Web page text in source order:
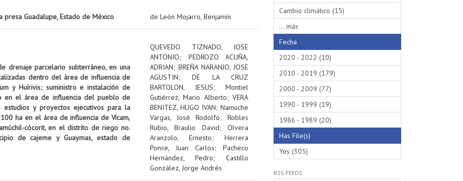
presa Guadalupe, Estado de México de León Mojarro, Benjamín
drenaje parcelario subterráneo, en una
dentro del área de influencia de
y Huírivis; suministro e instalación de
en el área de influencia del pueblo de
y proyectos ejecutivos para la
ha en el área de influencia de Vícam,
cócorit, en el distrito de riego no.
de cajeme y Guaymas, estado de
QUEVEDO TIZNADO, JOSE
ANTONIO; PEDROZO ACUÑA,
ADRIAN; BREÑA NARANJO, JOSE
AGUSTIN;DE LA CRUZ
BARTOLON, JESUS; Montiel
Gutiérrez, Mario Alberto;VERA
BENITEZ, HUGO IVAN; Namuche
Vargas, José Rodolfo; Robles
Rubio, Braulio David;Olvera
Aranzolo, Ernesto; Herrera
Ponce, Juan Carlos; Pacheco
Hernández, Pedro; Castillo
González, Jorge Andrés
Cambio climático (15)
... más
Fecha
2020 - 2022 (10)
2010 - 2019 (179)
2000 - 2009 (77)
1990 - 1999 (19)
1986 - 1989 (20)
Has File(s)
Yes (305)
RSS FEEDS